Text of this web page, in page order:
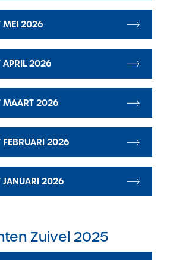
MEI 2026
APRIL 2026
MAART 2026
FEBRUARI 2026
JANUARI 2026
Zuivel 2025